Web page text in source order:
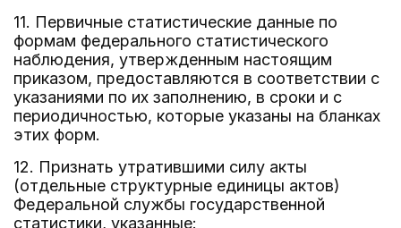
11. Первичные статистические данные по
формам федерального статистического
наблюдения, утвержденным настоящим
приказом, предоставляются в соответствии с
указаниями по их заполнению, в сроки и с
периодичностью, которые указаны на бланках
этих форм.
12. Признать утратившими силу акты
(отдельные структурные единицы актов)
Федеральной службы государственной
статистики, указанные: